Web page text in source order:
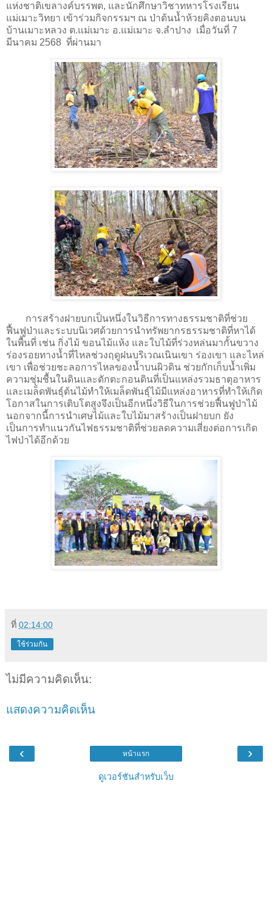
แห่งชาติเขลางค์บรรพต, และนักศึกษาวิชาทหารโรงเรียน
แม่เมาะวิทยา เข้าร่วมกิจกรรมฯ ณ ป่าต้นน้ำห้วยคิงตอนบน
บ้านเมาะหลวง ต.แม่เมาะ อ.แม่เมาะ จ.ลำปาง เมื่อวันที่ 7
มีนาคม 2568 ที่ผ่านมา
การสร้างฝายบกเป็นหนึ่งในวิธีการทางธรรมชาติที่ช่วย
ฟื้นฟูป่าและระบบนิเวศด้วยการนำทรัพยากรธรรมชาติที่หาได้
ในพื้นที่ เช่น กิ่งไม้ ขอนไม้แห้ง และใบไม้ที่ร่วงหล่นมากั้นขวาง
ร่องรอยทางน้ำที่ไหลช่วงฤดูฝนบริเวณเนินเขา ร่องเขา และไหล่
เขา เพื่อช่วยชะลอการไหลของน้ำบนผิวดิน ช่วยกักเก็บน้ำเพิ่ม
ความชุ่มชื้นในดินและดักตะกอนดินที่เป็นแหล่งรวมธาตุอาหาร
และเมล็ดพันธุ์ต้นไม้ทำให้เมล็ดพันธุ์ไม้มีแหล่งอาหารที่ทำให้เกิด
โอกาสในการเติบโตสูงจึงเป็นอีกหนึ่งวิธีในการช่วยฟื้นฟูป่าไม้
นอกจากนี้การนำเศษไม้และใบไม้มาสร้างเป็นฝายบก ยัง
เป็นการทำแนวกันไฟธรรมชาติที่ช่วยลดความเสี่ยงต่อการเกิด
ไฟป่าได้อีกด้วย
ที่ 02:14:00
ใช้ร่วมกัน
ไม่มีความคิดเห็น:
แสดงความคิดเห็น
‹ ›
หน้าแรก
ดูเวอร์ชันสำหรับเว็บ